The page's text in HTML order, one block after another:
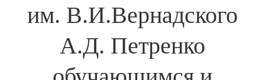
им. В.И.Вернадского
А.Д. Петренко